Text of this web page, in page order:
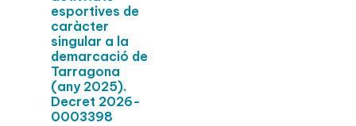
esportives de
caràcter
singular a la
demarcació de
Tarragona
(any 2025).
Decret 2026-
0003398